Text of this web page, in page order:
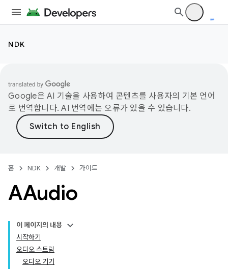
NDK
Google은 AI 기술을 사용하여 콘텐츠를 사용자의 기본 언어
로 번역합니다. AI 번역에는 오류가 있을 수 있습니다.
홈 NDK 개발 가이드
AAudio
이 페이지의 내용
시작하기
오디오 스트림
오디오 기기